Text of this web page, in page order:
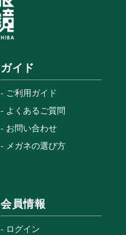
ガイド
ご利用ガイド
よくあるご質問
お問い合わせ
メガネの選び方
会員情報
ログイン